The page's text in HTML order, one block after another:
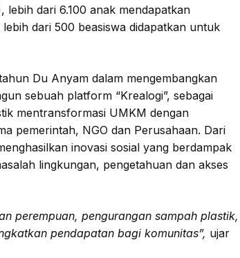
lebih dari 6.100 anak mendapatkan
dari 500 beasiswa didapatkan untuk
Du Anyam dalam mengembangkan
sebuah platform “Krealogi”, sebagai
mentransformasi UMKM dengan
pemerintah, NGO dan Perusahaan. Dari
inovasi sosial yang berdampak
lingkungan, pengetahuan dan akses
perempuan, pengurangan sampah plastik,
pendapatan bagi komunitas”, ujar